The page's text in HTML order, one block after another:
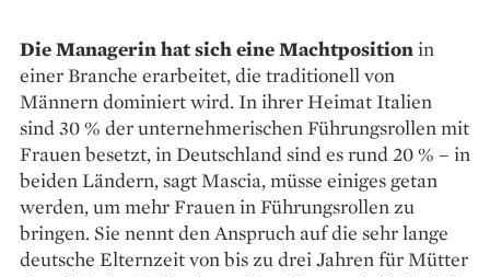
Die Managerin hat sich eine Machtpositionin
einer Branche erarbeitet, die traditionell von
Männern dominiert wird. In ihrer Heimat Italien
sind 30 % der unternehmerischen Führungsrollen mit
Frauen besetzt, in Deutschland sind es rund 20 % – in
beiden Ländern, sagt Mascia, müsse einiges getan
werden, um mehr Frauen in Führungsrollen zu
bringen. Sie nennt den Anspruch auf die sehr lange
deutsche Elternzeit von bis zu drei Jahren für Mütter